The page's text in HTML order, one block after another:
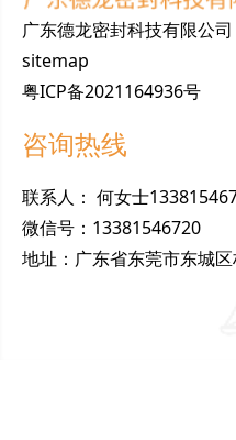
广东德龙密封科技有限公
sitemap
粤ICP备2021164936号
咨询热线
联系人 ： 何女士
微信号 ： 13381546720
地址 ： 广东省东莞市东城